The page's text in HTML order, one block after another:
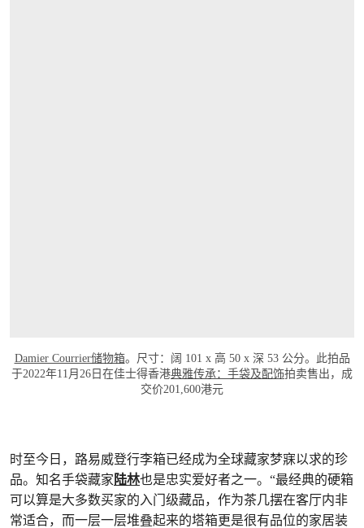
Damier Courrier储物箱。尺寸：阔 101 x 高 50 x 深 53 公分。此拍品
于2022年11月26日在佳士得香港典雅传承：手袋及配饰拍卖售出，成
交价201,600港元
时至今日，路易威登行李箱已经成为全球藏家梦寐以求的珍
品。知名手袋藏家 陆林也是忠实爱好者之一。“最经典的硬箱
可以算是大多数买家的入门级藏品，作为茶几摆在客厅内非
常适合，而一层一层堆叠起来的塔箱更是很有品位的家居装